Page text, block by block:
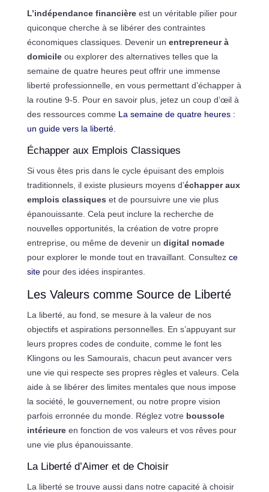
L’indépendance financièreest un véritable pilier pour
quiconque cherche à se libérer des contraintes
économiques classiques. Devenir un entrepreneur à
domicileou explorer des alternatives telles que la
semaine de quatre heures peut offrir une immense
liberté professionnelle, en vous permettant d’échapper à
la routine 9-5. Pour en savoir plus, jetez un coup d’œil à
des ressources comme La semaine de quatre heures :
un guide vers la liberté.
Échapper aux Emplois Classiques
Si vous êtes pris dans le cycle épuisant des emplois
traditionnels, il existe plusieurs moyens d’échapper aux
emplois classiques et de poursuivre une vie plus
épanouissante. Cela peut inclure la recherche de
nouvelles opportunités, la création de votre propre
entreprise, ou même de devenir un digital nomade
pour explorer le monde tout en travaillant. Consultez ce
sitepour des idées inspirantes.
Les Valeurs comme Source de Liberté
La liberté, au fond, se mesure à la valeur de nos
objectifs et aspirations personnelles. En s’appuyant sur
leurs propres codes de conduite, comme le font les
Klingons ou les Samouraïs, chacun peut avancer vers
une vie qui respecte ses propres règles et valeurs. Cela
aide à se libérer des limites mentales que nous impose
la société, le gouvernement, ou notre propre vision
parfois erronnée du monde. Réglez votre boussole
intérieureen fonction de vos valeurs et vos rêves pour
une vie plus épanouissante.
La Liberté d’Aimer et de Choisir
La liberté se trouve aussi dans notre capacité à choisir